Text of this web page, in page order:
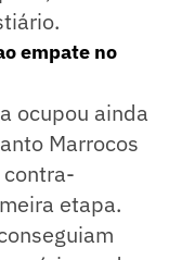
empate no
ocupou ainda
Marrocos
etapa.